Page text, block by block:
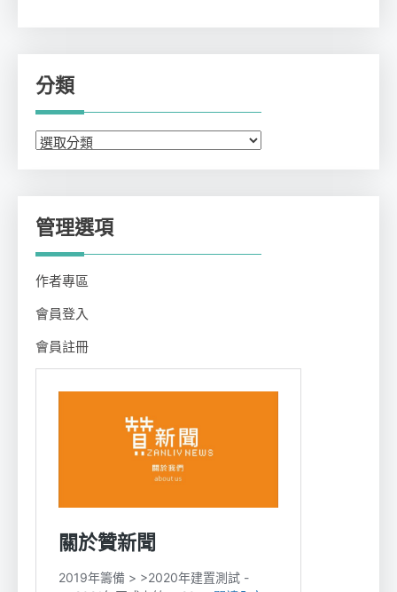
分類
分
管理選項
作者專區
會員登入
會員註冊